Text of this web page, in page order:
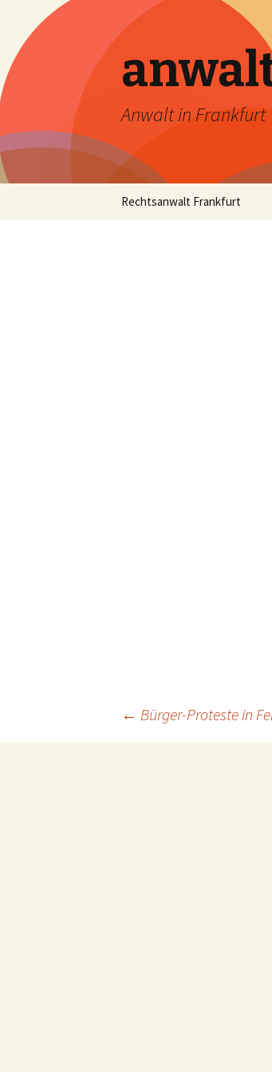
Anwalt in Frankfurt
Skip
Rechtsanwalt Frankfurt
Post
← Bürger-Proteste in